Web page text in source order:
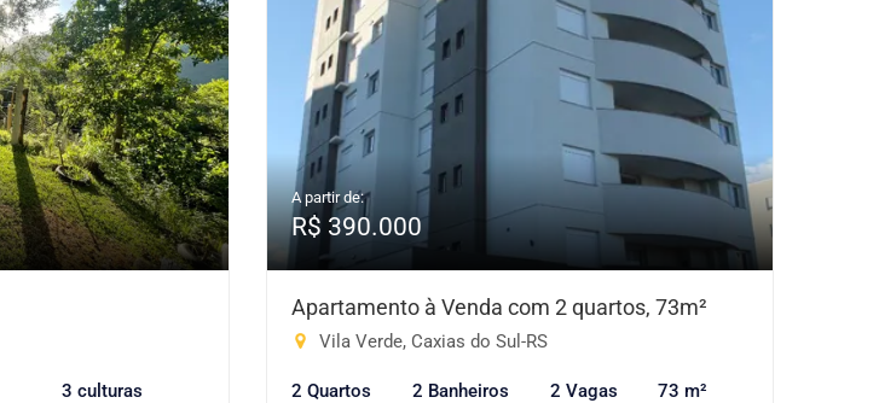
3 culturas
A partir de:
R$ 390.000
Apartamento à Venda com 2 quartos, 73m²
Vila Verde, Caxias do Sul-RS
2 Quartos 2 Banheiros 2 Vagas 73 m²